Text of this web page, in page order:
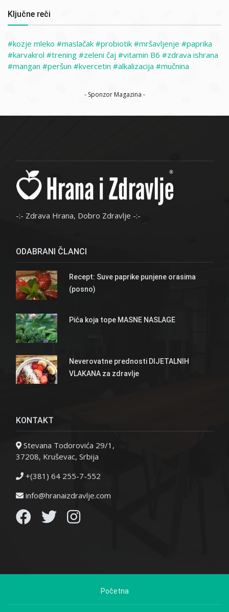
Ključne reči
kozje mleko maslačak probiotik mršavljenje
paprika
karvakrol
trening zeleni čaj vitamin B6
zdrava ishrana
mangan
peršun kvercetin alkalizacija mučnina
- Sponzor Magazina -
-:- Zdrava Hrana, Dobro Zdravlje -:-
ODABRANI ČLANCI
Recept: Suve paprike punjene orasima
(posno)
Pića koja tope MASNE NASLAGE
Neverovatne prednosti DIJETALNIH
VLAKANA za zdravlje
KONTAKT
Stevana Todorovića 29/1,
37208, Kruševac, Srbija
+(381) 64 255-7-552
info@hranaizdravlje.com
Početna